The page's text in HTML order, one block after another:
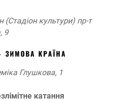
(Стадіон культури) пр-т
9
ЗИМОВА КРАЇНА
Глушкова, 1
катання